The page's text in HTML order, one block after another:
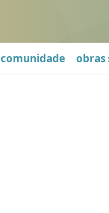
comunidade obras